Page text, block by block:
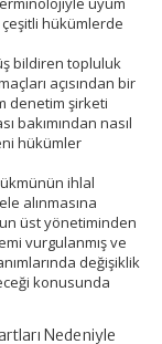
hükümlerde
bildiren topluluk
açısından bir
denetim şirketi
bakımından nasıl
hükümler
ihlal
alınmasına
üst yönetiminden
vurgulanmış ve
değişiklik
konusunda
Nedeniyle